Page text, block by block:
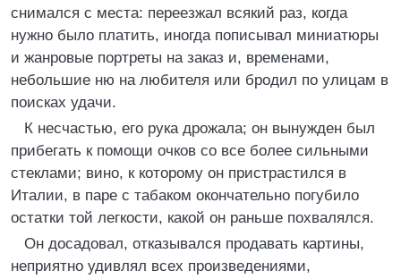
снимался с места: переезжал всякий раз, когда
нужно было платить, иногда пописывал миниатюры
и жанровые портреты на заказ и, временами,
небольшие ню на любителя или бродил по улицам в
поисках удачи.
К несчастью, его рука дрожала; он вынужден был
прибегать к помощи очков со все более сильными
стеклами; вино, к которому он пристрастился в
Италии, в паре с табаком окончательно погубило
остатки той легкости, какой он раньше похвалялся.
Он досадовал, отказывался продавать картины,
неприятно удивлял всех произведениями,